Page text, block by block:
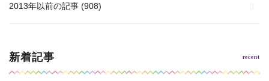
2013年以前の記事 (908)
新着記事